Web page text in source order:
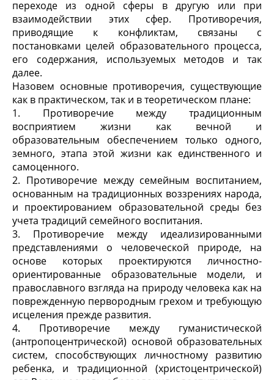
переходе из одной сферы в другую или при
взаимодействии этих сфер. Противоречия,
приводящие к конфликтам, связаны с
постановками целей образовательного процесса,
его содержания, используемых методов и так
далее.
Назовем основные противоречия, существующие
как в практическом, так и в теоретическом плане:
1. Противоречие между традиционным
восприятием жизни как вечной и
образовательным обеспечением только одного,
земного, этапа этой жизни как единственного и
самоценного.
2. Противоречие между семейным воспитанием,
основанным на традиционных воззрениях народа,
и проектированием образовательной среды без
учета традиций семейного воспитания.
3. Противоречие между идеализированными
представлениями о человеческой природе, на
основе которых проектируются личностно-
ориентированные образовательные модели, и
православного взгляда на природу человека как на
поврежденную первородным грехом и требующую
исцеления прежде развития.
4. Противоречие между гуманистической
(антропоцентрической) основой образовательных
систем, способствующих личностному развитию
ребенка, и традиционной (христоцентрической)